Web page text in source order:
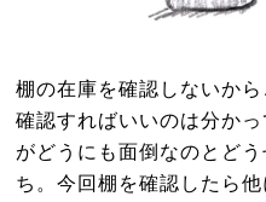
棚の在庫を確認しないか
確認すればいいのは分か
がどうにも面倒なのとど
ち。今回棚を確認したら